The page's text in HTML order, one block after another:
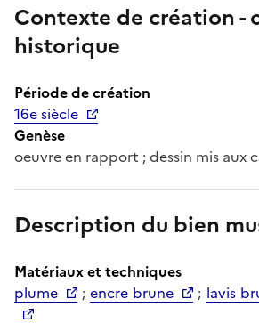
Contexte de création -
historique
Période de création
16e siècle
Genèse
oeuvre en rapport ; dessin mis aux
Description du bien
Matériaux et techniques
plume
;encre brune ; lavis